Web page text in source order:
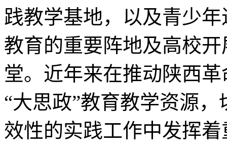
践教学基地，以及青少
教育的重要阵地及高校
堂。近年来在推动陕西
“大思政”教育教学资源
效性的实践工作中发挥